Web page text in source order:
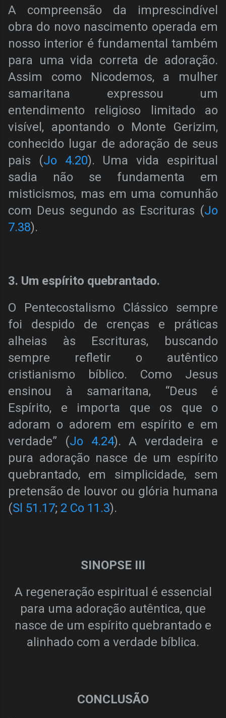
A compreensão da imprescindível
obra do novo nascimento operada em
nosso interior é fundamental também
para uma vida correta de adoração.
Assim como Nicodemos, a mulher
samaritana expressou um
entendimento religioso limitado ao
visível, apontando o Monte Gerizim,
conhecido lugar de adoração de seus
pais (Jo 4.20). Uma vida espiritual
sadia não se fundamenta em
misticismos, mas em uma comunhão
com Deus segundo as Escrituras (Jo
7.38).
3. Um espírito quebrantado.
O Pentecostalismo Clássico sempre
foi despido de crenças e práticas
alheias às Escrituras, buscando
sempre refletir o autêntico
cristianismo bíblico. Como Jesus
ensinou à samaritana, “Deus é
Espírito, e importa que os que o
adoram o adorem em espírito e em
verdade” (Jo 4.24). A verdadeira e
pura adoração nasce de um espírito
quebrantado, em simplicidade, sem
pretensão de louvor ou glória humana
(Sl 51.17; 2 Co 11.3).
SINOPSE III
A regeneração espiritual é essencial
para uma adoração autêntica, que
nasce de um espírito quebrantado e
alinhado com a verdade bíblica.
CONCLUSÃO